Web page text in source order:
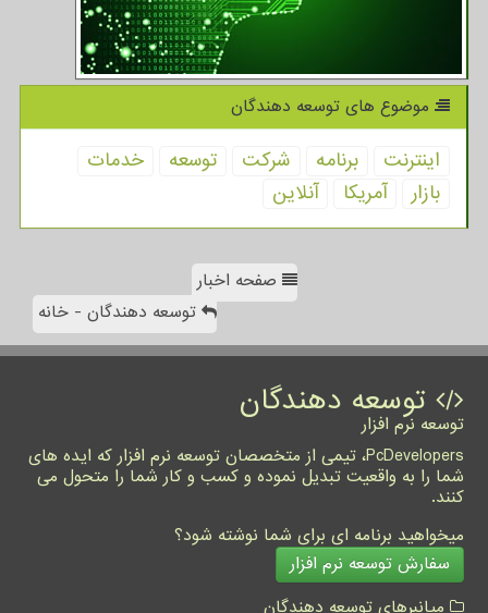
موضوع های توسعه دهندگان
اینترنت برنامه شركت توسعه
خدمات
بازار
آمریكا آنلاین
صفحه اخبار
توسعه دهندگان - خانه
توسعه دهندگان
توسعه نرم افزار
PcDevelopers، تیمی از متخصصان توسعه نرم افزار که ایده های
شما را به واقعیت تبدیل نموده و کسب و کار شما را متحول می
کنند.
میخواهید برنامه ای برای شما نوشته شود؟
سفارش توسعه نرم افزار
میانبرهای توسعه دهندگان